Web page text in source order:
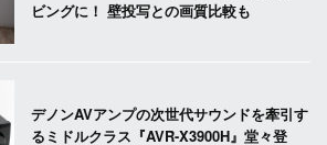
ビングに！ 壁投写との画質比較も
デノンAVアンプの次世代サウンドを牽引す
るミドルクラス『AVR-X3900H』堂々登